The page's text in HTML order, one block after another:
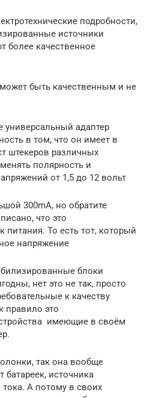
подробности,
источники
более качественное
быть качественным и не
адаптер
в том, что он имеет в
штекеров различных
полярность и
от 1,5 до 12 вольт
300mA, но обратите
что это
То есть тот, который
напряжение
блоки
нет это не так, просто
к качеству
правило это
имеющие в своём
так она вообще
батареек, источника
А потому в своих